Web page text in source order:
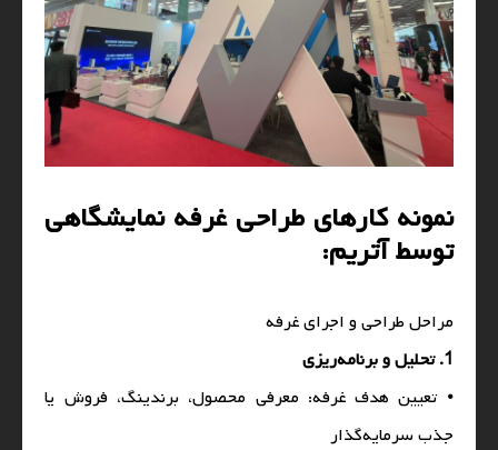
نمونه کارهای طراحی غرفه نمایشگاهی
توسط آتریم:
مراحل طراحی و اجرای غرفه
1. تحلیل و برنامه‌ریزی
⦁ تعیین هدف غرفه: معرفی محصول، برندینگ، فروش یا
جذب سرمایه‌گذار